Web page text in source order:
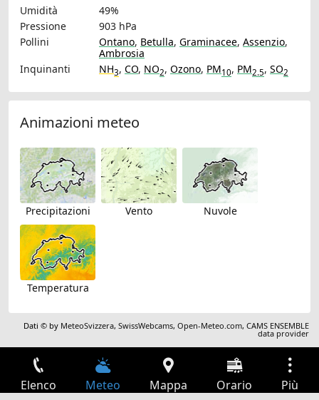
Umidità
49%
Pressione
903 hPa
Pollini
Ontano, Betulla, Graminacee, Assenzio,
Ambrosia
Inquinanti
NH3, CO, NO2, Ozono, PM10, PM2.5, SO2
Animazioni meteo
Precipitazioni Vento Nuvole
Temperatura
Dati © by MeteoSvizzera,SwissWebcams,Open-Meteo.com,CAMS ENSEMBLE
data provider
Elenco Meteo Mappa Orario Più